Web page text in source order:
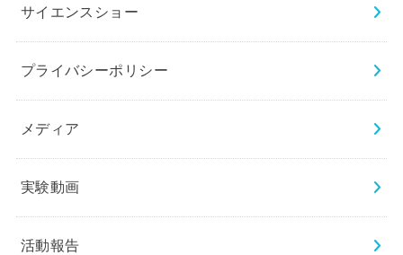
サイエンスショー
プライバシーポリシー
メディア
実験動画
活動報告